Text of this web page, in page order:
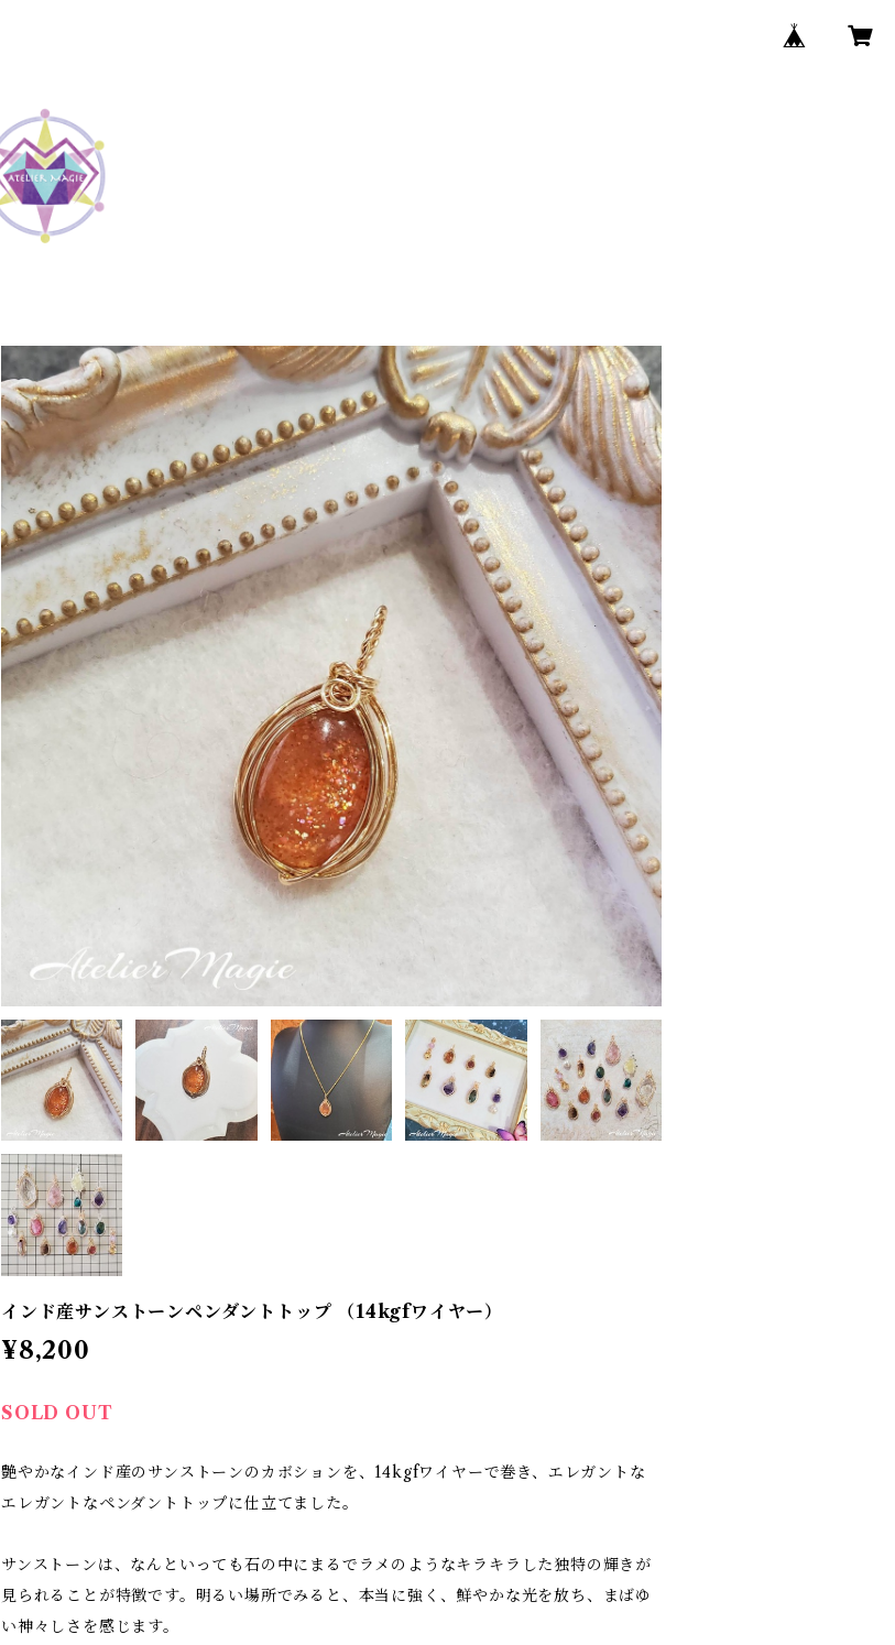
インド産サンストーンペンダントトップ （14kgfワイヤー）
¥8,200
SOLD OUT
艶やかなインド産のサンストーンのカボションを、14kgfワイヤーで巻き、エレガントな
エレガントなペンダントトップに仕立てました。
サンストーンは、なんといっても石の中にまるでラメのようなキラキラした独特の輝きが
見られることが特徴です。明るい場所でみると、本当に強く、鮮やかな光を放ち、まばゆ
い神々しさを感じます。